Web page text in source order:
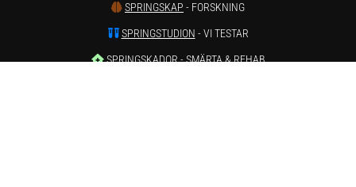
SPRINGSKAP - FORSKNING
SPRINGSTUDION - VI TESTAR
SPRINGSKADOR- SMÄRTA & REHAB